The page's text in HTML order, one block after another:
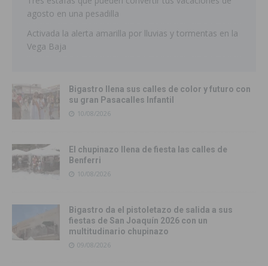
agosto en una pesadilla
Activada la alerta amarilla por lluvias y tormentas en la
Vega Baja
Bigastro llena sus calles de color y futuro con
su gran Pasacalles Infantil
10/08/2026
El chupinazo llena de fiesta las calles de
Benferri
10/08/2026
Bigastro da el pistoletazo de salida a sus
fiestas de San Joaquín 2026 con un
multitudinario chupinazo
09/08/2026